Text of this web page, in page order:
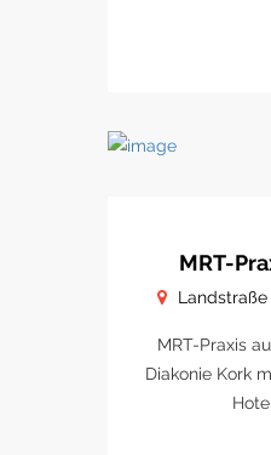
MRT-
Landstraße
MRT-Praxis
Diakonie Kork